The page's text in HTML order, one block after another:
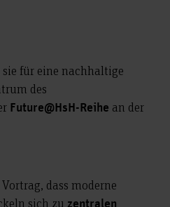
für eine nachhaltige
des
Future@HsH-Reihe an der
dass moderne
sich zu zentralen